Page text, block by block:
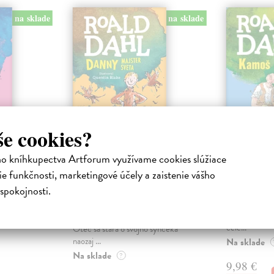
cookies?
kníhkupectva Artforum využívame cookies slúžiace
funkčnosti, marketingové účely a zaistenie vášho
na sklade na sklade
Danny, majster
sveta
Otec sa stará o svojho synčeka
naozaj ...
Na sklade ?
Kamoš
Môže malé
hroznými,
cele...
Na sklade
9,98 €